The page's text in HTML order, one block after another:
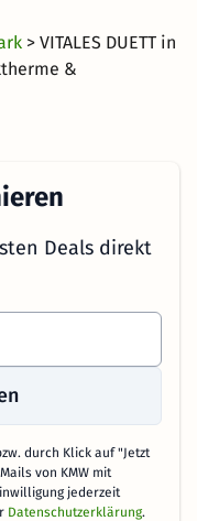
> VITALES DUETT in
&
Deals direkt
durch Klick auf "Jetzt
von KMW mit
jederzeit
Datenschutzerklärung.